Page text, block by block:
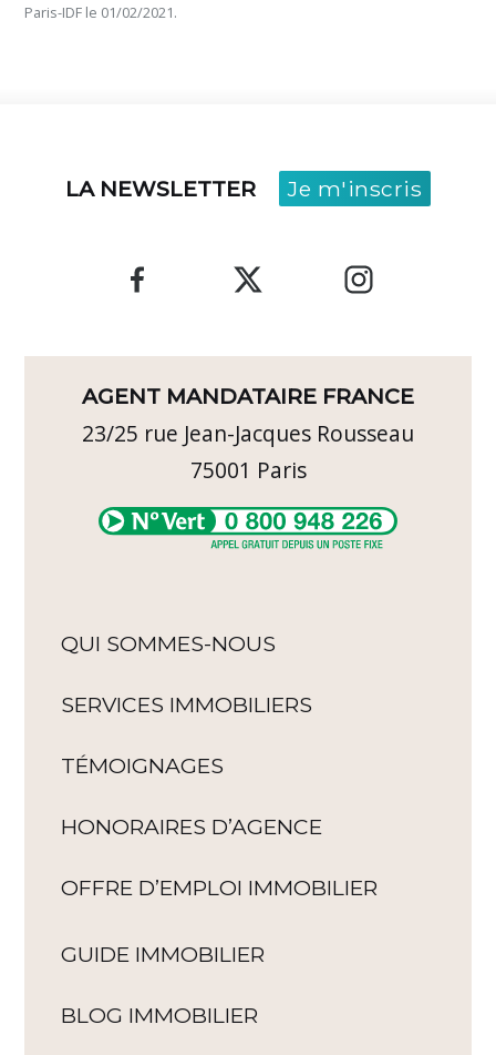
Paris-IDF le 01/02/2021.
LA NEWSLETTER Je m'inscris
AGENT MANDATAIRE FRANCE
23/25 rue Jean-Jacques Rousseau
75001 Paris
QUI SOMMES-NOUS
SERVICES IMMOBILIERS
TÉMOIGNAGES
HONORAIRES D’AGENCE
OFFRE D’EMPLOI IMMOBILIER
GUIDE IMMOBILIER
BLOG IMMOBILIER